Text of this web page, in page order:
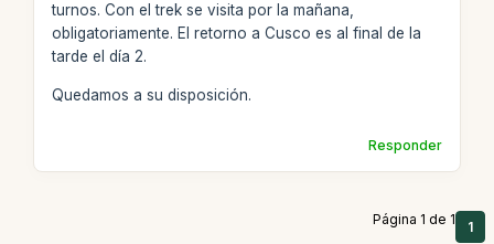
turnos. Con el trek se visita por la mañana,
obligatoriamente. El retorno a Cusco es al final de la
tarde el día 2.
Quedamos a su disposición.
Responder
Página 1 de 1 1